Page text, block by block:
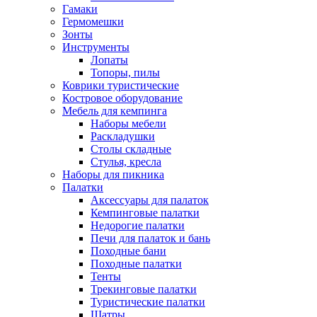
Гамаки
Гермомешки
Зонты
Инструменты
Лопаты
Топоры, пилы
Коврики туристические
Костровое оборудование
Мебель для кемпинга
Наборы мебели
Раскладушки
Столы складные
Стулья, кресла
Наборы для пикника
Палатки
Аксессуары для палаток
Кемпинговые палатки
Недорогие палатки
Печи для палаток и бань
Походные бани
Походные палатки
Тенты
Трекинговые палатки
Туристические палатки
Шатры